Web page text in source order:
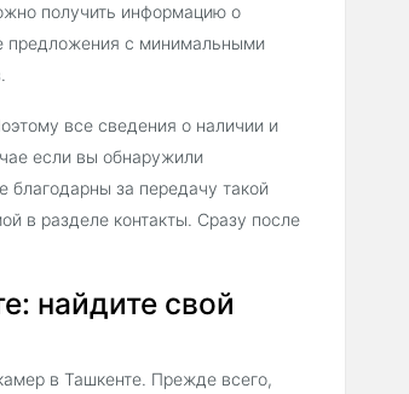
получить информацию о
предложения с минимальными
все сведения о наличии и
если вы обнаружили
благодарны за передачу такой
в разделе контакты. Сразу после
найдите свой
в Ташкенте. Прежде всего,